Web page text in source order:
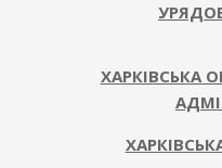
ХАРКІВСЬКА